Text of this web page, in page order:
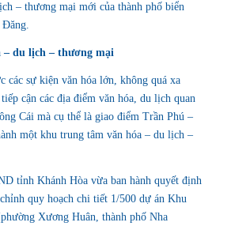
– thương mại mới của thành phố biển
– du lịch – thương mại
các sự kiện văn hóa lớn, không quá xa
cận các địa điểm văn hóa, du lịch quan
Cái mà cụ thể là giao điểm Trần Phú –
một khu trung tâm văn hóa – du lịch –
tỉnh Khánh Hòa vừa ban hành quyết định
quy hoạch chi tiết 1/500 dự án Khu
Xương Huân, thành phố Nha